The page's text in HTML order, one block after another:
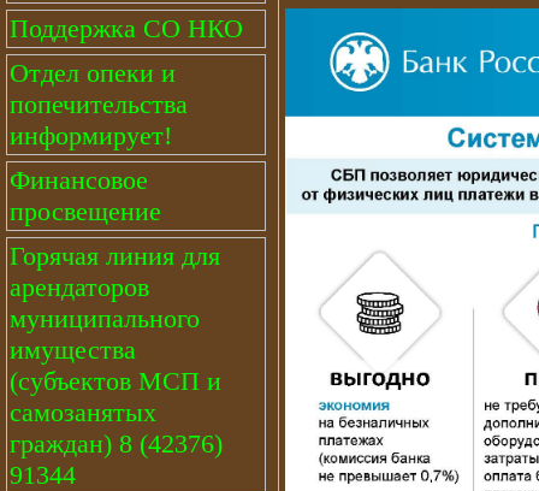
Поддержка СО НКО
Отдел опеки и
попечительства
информирует!
Финансовое
просвещение
Горячая линия для
арендаторов
муниципального
имущества
(субъектов МСП и
самозанятых
граждан) 8 (42376)
91344